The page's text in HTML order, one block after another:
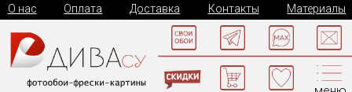
Контакты Материалы
О нас Доставка
Оплата
меню